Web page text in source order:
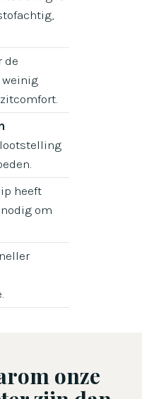
de
heeft
om
onze